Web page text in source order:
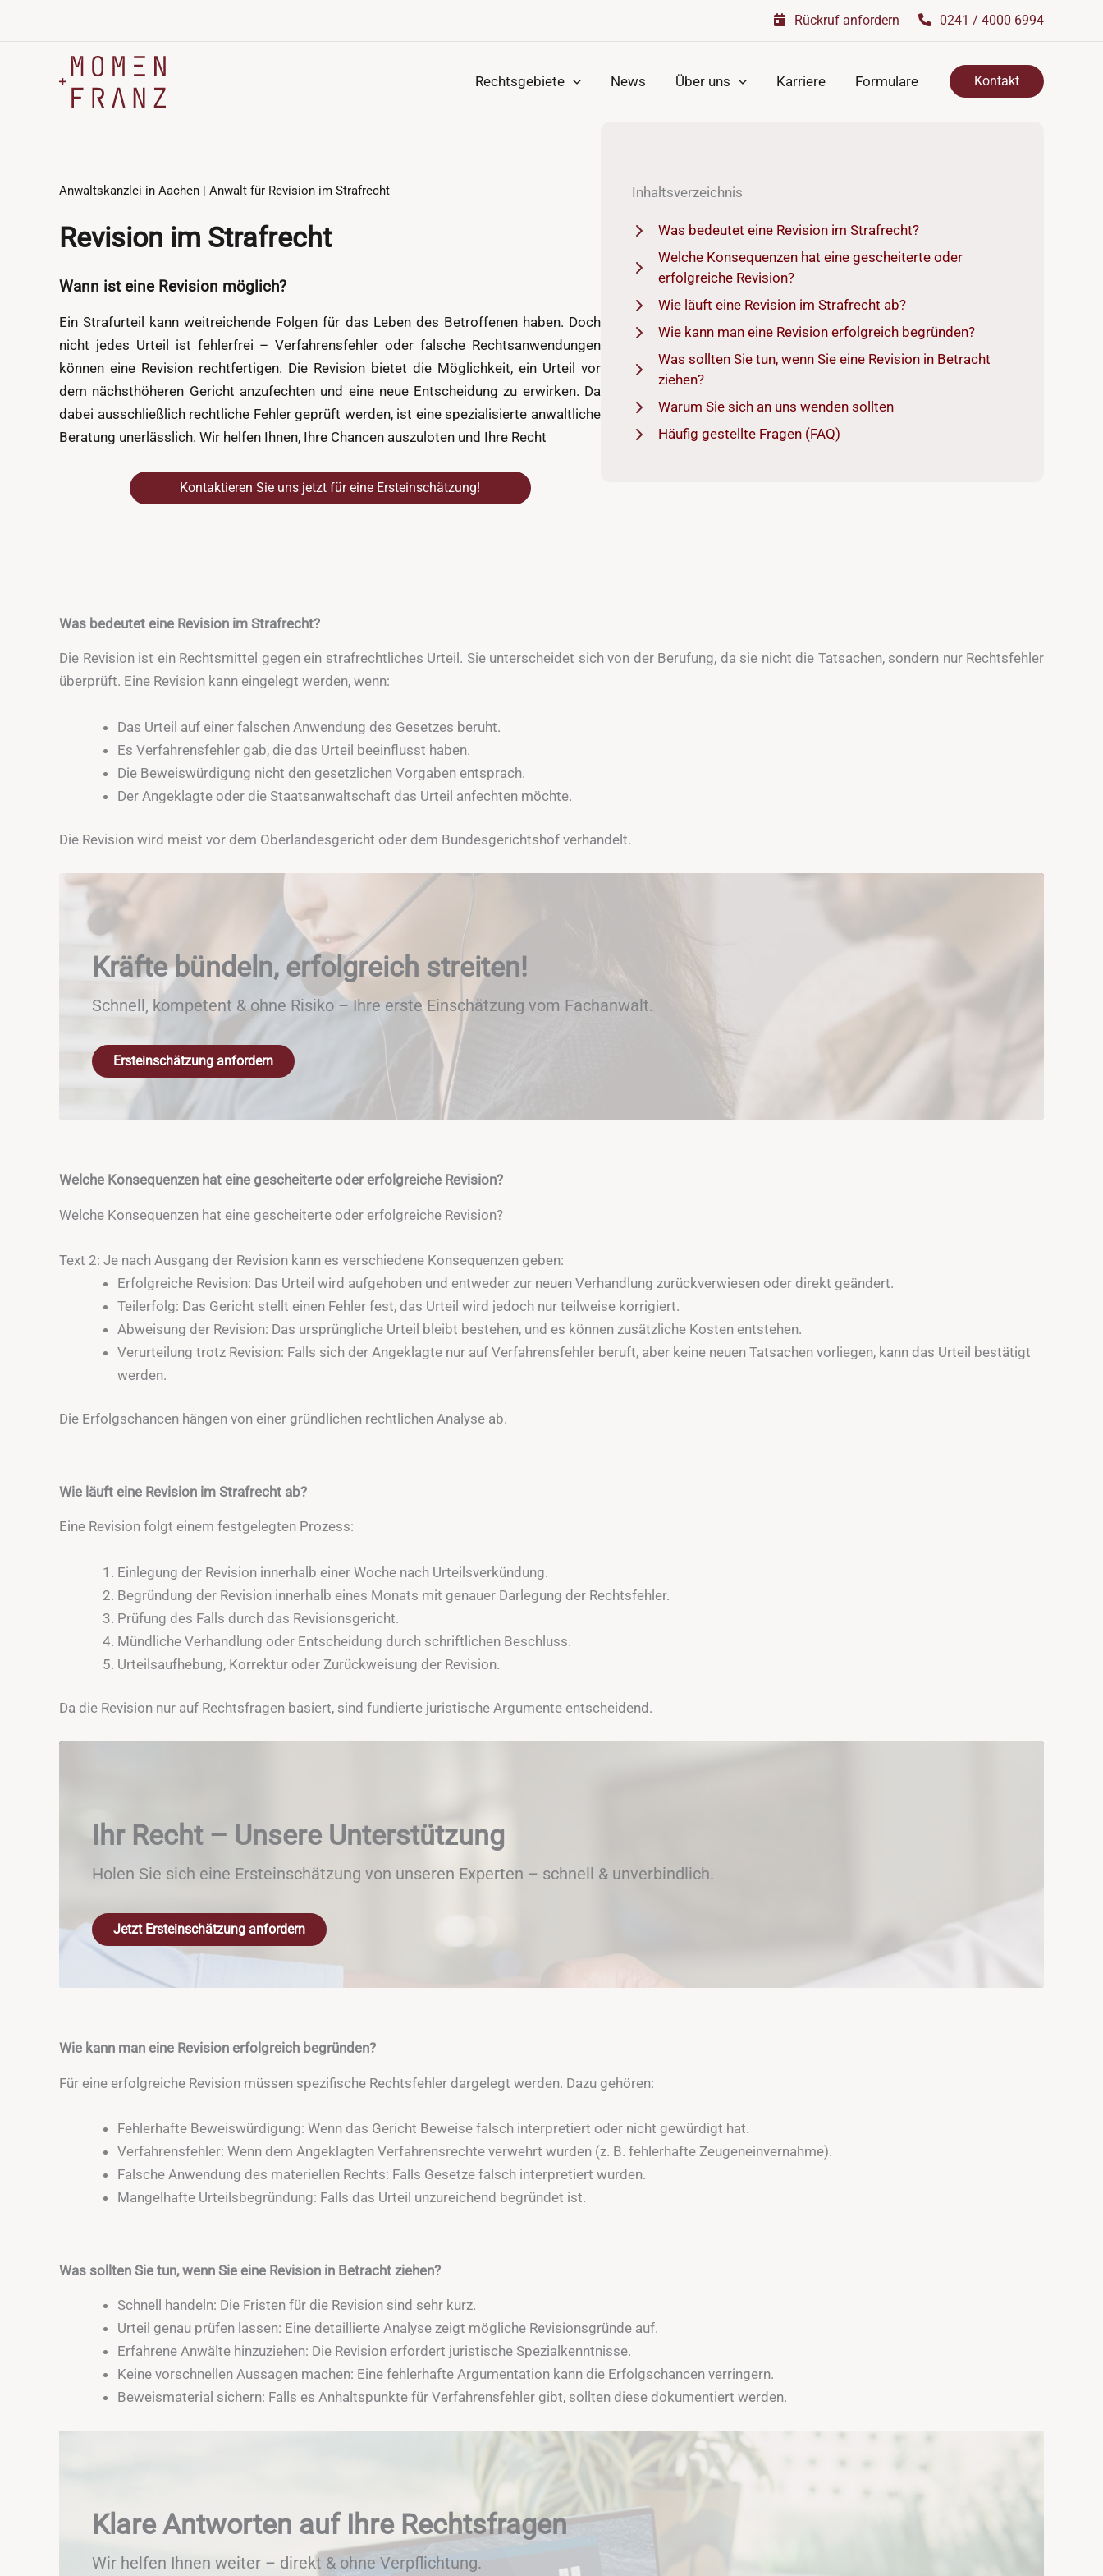
Rückruf anfordern 0241 / 4000 6994
Rechtsgebiete News Über uns Karriere Formulare Kontakt
Anwaltskanzlei in Aachen | Anwalt für Revision im Strafrecht
Revision im Strafrecht
Wann ist eine Revision möglich?
Ein Strafurteil kann weitreichende Folgen für das Leben des Betroffenen haben. Doch
nicht jedes Urteil ist fehlerfrei – Verfahrensfehler oder falsche Rechtsanwendungen
können eine Revision rechtfertigen. Die Revision bietet die Möglichkeit, ein Urteil vor
dem nächsthöheren Gericht anzufechten und eine neue Entscheidung zu erwirken. Da
dabei ausschließlich rechtliche Fehler geprüft werden, ist eine spezialisierte anwaltliche
Beratung unerlässlich. Wir helfen Ihnen, Ihre Chancen auszuloten und Ihre Recht
Kontaktieren Sie uns jetzt für eine Ersteinschätzung!
Inhaltsverzeichnis
Was bedeutet eine Revision im Strafrecht?
Welche Konsequenzen hat eine gescheiterte oder
erfolgreiche Revision?
Wie läuft eine Revision im Strafrecht ab?
Wie kann man eine Revision erfolgreich begründen?
Was sollten Sie tun, wenn Sie eine Revision in Betracht
ziehen?
Warum Sie sich an uns wenden sollten
Häufig gestellte Fragen (FAQ)
Was bedeutet eine Revision im Strafrecht?
Die Revision ist ein Rechtsmittel gegen ein strafrechtliches Urteil. Sie unterscheidet sich von der Berufung, da sie nicht die Tatsachen, sondern nur Rechtsfehler
überprüft. Eine Revision kann eingelegt werden, wenn:
Das Urteil auf einer falschen Anwendung des Gesetzes beruht.
Es Verfahrensfehler gab, die das Urteil beeinflusst haben.
Die Beweiswürdigung nicht den gesetzlichen Vorgaben entsprach.
Der Angeklagte oder die Staatsanwaltschaft das Urteil anfechten möchte.
Die Revision wird meist vor dem Oberlandesgericht oder dem Bundesgerichtshof verhandelt.
Kräfte bündeln, erfolgreich streiten!
Schnell, kompetent & ohne Risiko – Ihre erste Einschätzung vom Fachanwalt.
Ersteinschätzung anfordern
Welche Konsequenzen hat eine gescheiterte oder erfolgreiche Revision?
Welche Konsequenzen hat eine gescheiterte oder erfolgreiche Revision?
Text 2: Je nach Ausgang der Revision kann es verschiedene Konsequenzen geben:
Erfolgreiche Revision: Das Urteil wird aufgehoben und entweder zur neuen Verhandlung zurückverwiesen oder direkt geändert.
Teilerfolg: Das Gericht stellt einen Fehler fest, das Urteil wird jedoch nur teilweise korrigiert.
Abweisung der Revision: Das ursprüngliche Urteil bleibt bestehen, und es können zusätzliche Kosten entstehen.
Verurteilung trotz Revision: Falls sich der Angeklagte nur auf Verfahrensfehler beruft, aber keine neuen Tatsachen vorliegen, kann das Urteil bestätigt
werden.
Die Erfolgschancen hängen von einer gründlichen rechtlichen Analyse ab.
Wie läuft eine Revision im Strafrecht ab?
Eine Revision folgt einem festgelegten Prozess:
Einlegung der Revision innerhalb einer Woche nach Urteilsverkündung.
Begründung der Revision innerhalb eines Monats mit genauer Darlegung der Rechtsfehler.
Prüfung des Falls durch das Revisionsgericht.
Mündliche Verhandlung oder Entscheidung durch schriftlichen Beschluss.
Urteilsaufhebung, Korrektur oder Zurückweisung der Revision.
Da die Revision nur auf Rechtsfragen basiert, sind fundierte juristische Argumente entscheidend.
Ihr Recht – Unsere Unterstützung
Holen Sie sich eine Ersteinschätzung von unseren Experten – schnell & unverbindlich.
Jetzt Ersteinschätzung anfordern
Wie kann man eine Revision erfolgreich begründen?
Für eine erfolgreiche Revision müssen spezifische Rechtsfehler dargelegt werden. Dazu gehören:
Fehlerhafte Beweiswürdigung: Wenn das Gericht Beweise falsch interpretiert oder nicht gewürdigt hat.
Verfahrensfehler: Wenn dem Angeklagten Verfahrensrechte verwehrt wurden (z. B. fehlerhafte Zeugeneinvernahme).
Falsche Anwendung des materiellen Rechts: Falls Gesetze falsch interpretiert wurden.
Mangelhafte Urteilsbegründung: Falls das Urteil unzureichend begründet ist.
Was sollten Sie tun, wenn Sie eine Revision in Betracht ziehen?
Schnell handeln: Die Fristen für die Revision sind sehr kurz.
Urteil genau prüfen lassen: Eine detaillierte Analyse zeigt mögliche Revisionsgründe auf.
Erfahrene Anwälte hinzuziehen: Die Revision erfordert juristische Spezialkenntnisse.
Keine vorschnellen Aussagen machen: Eine fehlerhafte Argumentation kann die Erfolgschancen verringern.
Beweismaterial sichern: Falls es Anhaltspunkte für Verfahrensfehler gibt, sollten diese dokumentiert werden.
Klare Antworten auf Ihre Rechtsfragen
Wir helfen Ihnen weiter – direkt & ohne Verpflichtung.